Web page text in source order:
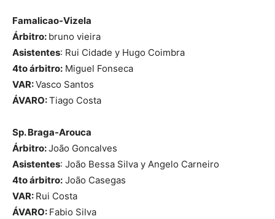
Famalicao-Vizela
Árbitro: bruno vieira
Asistentes: Rui Cidade y Hugo Coimbra
4to árbitro: Miguel Fonseca
VAR:Vasco Santos
ÁVARO:Tiago Costa
Sp. Braga-Arouca
Árbitro:João Goncalves
Asistentes: João Bessa Silva y Angelo Carneiro
4to árbitro: João Casegas
VAR: Rui Costa
ÁVARO: Fabio Silva